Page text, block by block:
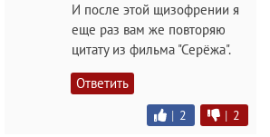
И после этой щизофрении я
еще раз вам же повторяю
цитату из фильма "Серёжа".
Ответить
| 2 | 2